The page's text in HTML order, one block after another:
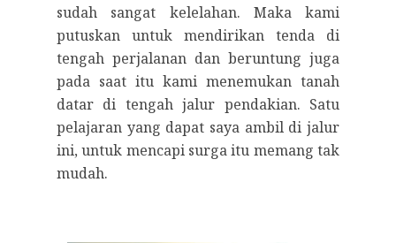
sudah sangat kelelahan. Maka kami
putuskan untuk mendirikan tenda di
tengah perjalanan dan beruntung juga
pada saat itu kami menemukan tanah
datar di tengah jalur pendakian. Satu
pelajaran yang dapat saya ambil di jalur
ini, untuk mencapi surga itu memang tak
mudah.